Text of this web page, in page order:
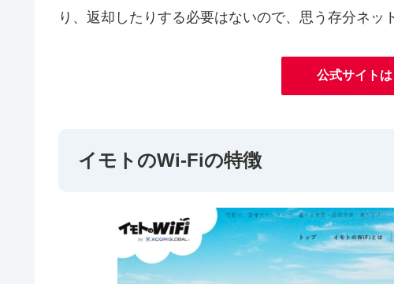
り、返却したりする必要はないので、思う存分ネッ
公式サイト
イモトのWi-Fiの特徴